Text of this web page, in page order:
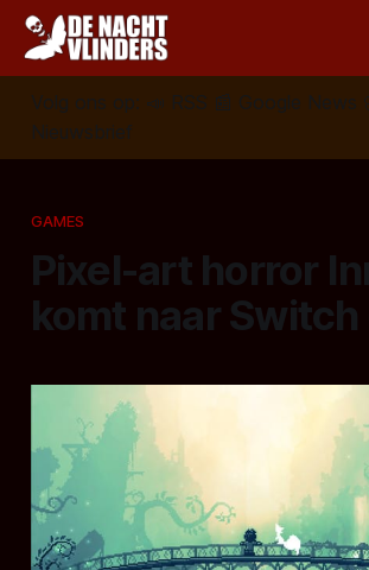
Volg ons op: 📣 RSS 📰 Google News
Nieuwsbrief
GAMES
Pixel-art horror
komt naar Switch